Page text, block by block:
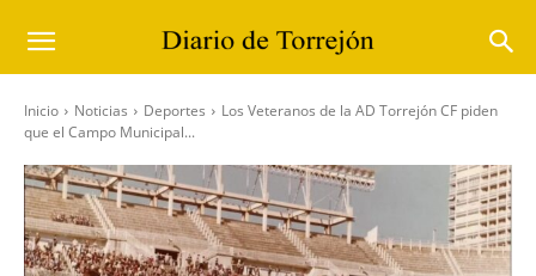
Inicio Noticias Deportes
Los Veteranos de la AD Torrejón CF piden
que el Campo Municipal...